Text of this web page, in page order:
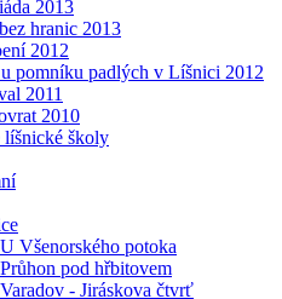
2013
hranic 2013
2012
pomníku padlých v Líšnici 2012
2011
2010
líšnické školy
Všenorského potoka
pod hřbitovem
- Jiráskova čtvrť